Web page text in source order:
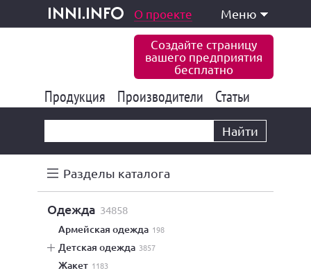
inni.info
и услуги О проекте Меню
Создайте страницу
вашего предприятия
бесплатно
Продукция 177 832
Производители 6 770
Статьи
Найти
Разделы каталога
одежда 34858
армейская одежда 198
детская одежда 3857
жакет 1183